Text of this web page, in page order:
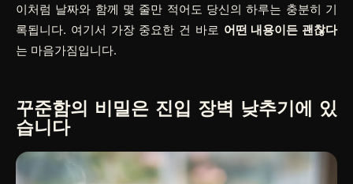
이처럼 날짜와 함께 몇 줄만 적어도 당신의 하루는 충분히 기
록됩니다. 여기서 가장 중요한 건 바로 어떤 내용이든 괜찮다
는 마음가짐입니다.
꾸준함의 비밀은 진입 장벽 낮추기에 있
습니다